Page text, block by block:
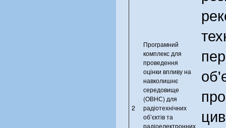
2
Програмний
комплекс для
проведення
оцінки впливу на
навколишнє
середовище
(ОВНС) для
радіотехнічних
об’єктів та
радіоелектронних